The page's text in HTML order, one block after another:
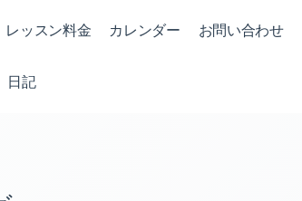
ッスン料金 カレンダー お問い合わせ
日記